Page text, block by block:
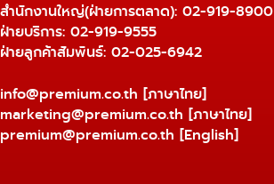
สำนักงานใหญ่(ฝ่ายการตลาด): 02-919-8900
ฝ่ายบริการ: 02-919-9555
ฝ่ายลูกค้าสัมพันธ์: 02-025-6942
info@premium.co.th [ภาษาไทย]
marketing@premium.co.th [ภาษาไทย]
premium@premium.co.th [English]